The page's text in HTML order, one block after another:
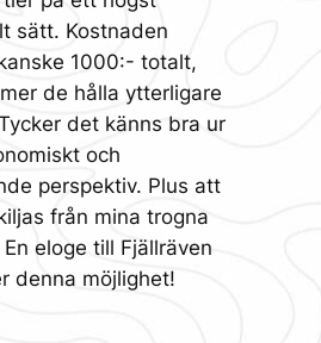
sätt. Kostnaden
1000:- totalt,
de hålla ytterligare
det känns bra ur
och
perspektiv. Plus att
från mina trogna
eloge till Fjällräven
denna möjlighet!